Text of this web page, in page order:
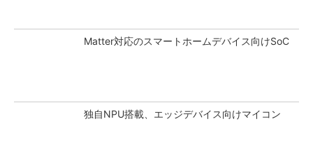
Matter対応のスマートホームデバイス向けSoC
独自NPU搭載、エッジデバイス向けマイコン